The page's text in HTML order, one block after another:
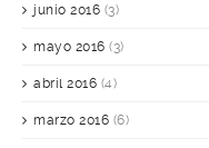
junio 2016 (3)
mayo 2016 (3)
abril 2016 (4)
marzo 2016 (6)